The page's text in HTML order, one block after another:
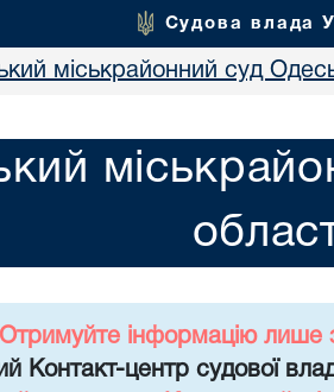
Судова влада
міськрайонний суд
Отримуйте інформацію лише
Контакт-центр судової